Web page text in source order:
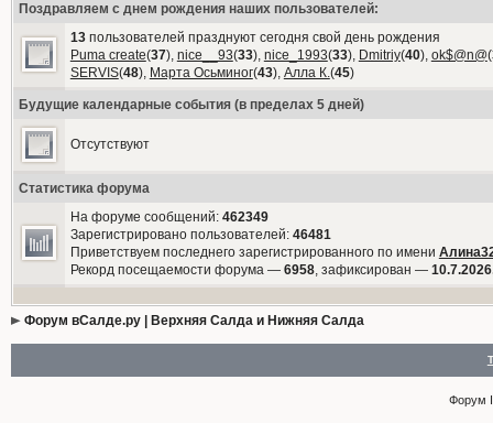
Поздравляем с днем рождения наших пользователей:
13пользователей празднуют сегодня свой день рождения
Puma create(37), nice__93(33), nice_1993(33), Dmitriy(40), ok$@n@(
SERVIS(48), Марта Осьминог(43), Алла К.(45)
Будущие календарные события (в пределах 5 дней)
Отсутствуют
Статистика форума
На форуме сообщений: 462349
Зарегистрировано пользователей: 46481
Приветствуем последнего зарегистрированного по имени
Рекорд посещаемости форума — 6958, зафиксирован —
Форум вСалде.ру | Верхняя Салда и Нижняя Салда
Форум